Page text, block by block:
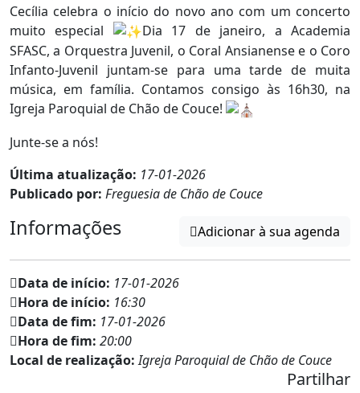
Cecília celebra o início do novo ano com um concerto
muito especial
Dia 17 de janeiro, a Academia
SFASC, a Orquestra Juvenil, o Coral Ansianense e o Coro
Infanto-Juvenil juntam-se para uma tarde de muita
música, em família. Contamos consigo às 16h30, na
Igreja Paroquial de Chão de Couce!
Junte-se a nós!
Última atualização: 17-01-2026
Publicado por: Freguesia de Chão de Couce
Informações Adicionar à sua agenda
Data de início: 17-01-2026
Hora de início: 16:30
Data de fim: 17-01-2026
Hora de fim: 20:00
Local de realização:Igreja Paroquial de Chão de Couce
Partilhar